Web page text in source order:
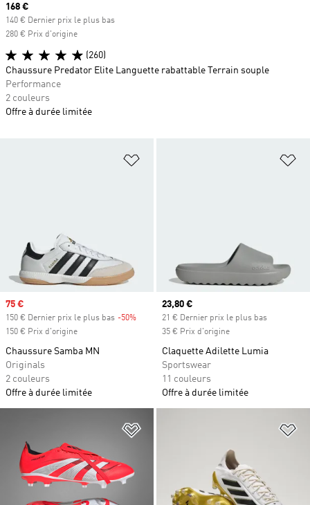
Ajouter à la Liste de produits
Prix soldé
75 €
150 € Dernier prix le plus bas -50%
150 € Prix d'origine
Chaussure Samba MN
Originals
2 couleurs
Offre à durée limitée
Prix actuel
23,80 €
21 € Dernier prix le plus bas
35 € Prix d'origine
Claquette Adilette Lumia
Sportswear
11 couleurs
Offre à durée limitée
Ajouter à la Liste de produits
Prix actuel
168 €
140 € Dernier prix le plus bas
280 € Prix d'origine
(260)
Chaussure Predator Elite Languette rabattable Terrain souple
Performance
2 couleurs
Offre à durée limitée